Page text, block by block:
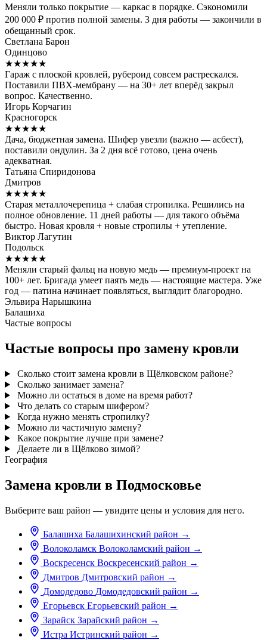
Меняли только покрытие — каркас в порядке. Сэкономили
200 000 ₽ против полной замены. 3 дня работы — закончили в
обещанный срок.
Светлана Барон
Одинцово
★★★★★
Гараж с плоской кровлей, рубероид совсем растрескался.
Поставили ПВХ-мембрану — на 30+ лет вперёд закрыл
вопрос. Качественно.
Игорь Корчагин
Красногорск
★★★★★
Дача, бюджетная замена. Шифер увезли (важно — асбест),
поставили ондулин. За 2 дня всё готово, цена очень
адекватная.
Татьяна Спиридонова
Дмитров
★★★★★
Старая металлочерепица + слабая стропилка. Решились на
полное обновление. 11 дней работы — для такого объёма
быстро. Новая кровля + новые стропилы + утепление.
Виктор Лагутин
Подольск
★★★★★
Меняли старый фальц на новую медь — премиум-проект на
100+ лет. Бригада умеет паять медь — настоящие мастера. Уже
год — патина начинает появляться, выглядит благородно.
Эльвира Нарышкина
Балашиха
Частые вопросы
Частые вопросы про замену кровли
Сколько стоит замена кровли в Щёлковском районе?
Сколько занимает замена?
Можно ли остаться в доме на время работ?
Что делать со старым шифером?
Когда нужно менять стропилку?
Можно ли частичную замену?
Какое покрытие лучше при замене?
Делаете ли в Щёлково зимой?
География
Замена кровли в Подмосковье
Выберите ваш район — увидите цены и условия для него.
Балашиха Балашихинский район →
Волоколамск Волоколамский район →
Воскресенск Воскресенский район →
Дмитров Дмитровский район →
Домодедово Домодедовский район →
Егорьевск Егорьевский район →
Зарайск Зарайский район →
Истра Истринский район →